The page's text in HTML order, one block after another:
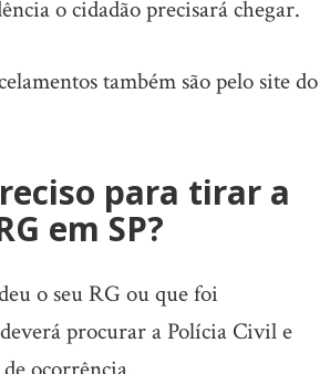
o cidadão precisará chegar.
também são pelo site do
para tirar a
em SP?
o seu RG ou que foi
procurar a Polícia Civil e